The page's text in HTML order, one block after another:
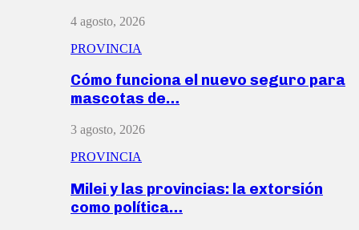
4 agosto, 2026
PROVINCIA
Cómo funciona el nuevo seguro para
mascotas de…
3 agosto, 2026
PROVINCIA
Milei y las provincias: la extorsión
como política…